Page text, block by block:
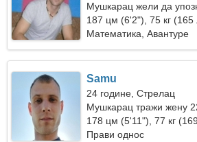
Мушкарац жели да
187 цм (6'2"), 75 кг (165
Математика, Авантуре
Samu
24 године, Стрелац
Мушкарац тражи жену
178 цм (5'11"), 77 кг
Прави однос